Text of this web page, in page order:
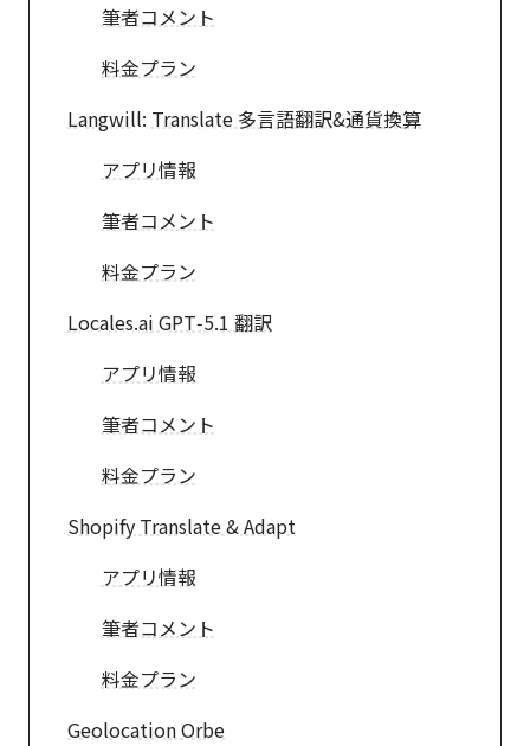
筆者コメント
料金プラン
Langwill: Translate 多言語翻訳&通貨換算
アプリ情報
筆者コメント
料金プラン
Locales.ai GPT‑5.1 翻訳
アプリ情報
筆者コメント
料金プラン
Shopify Translate & Adapt
アプリ情報
筆者コメント
料金プラン
Geolocation Orbe